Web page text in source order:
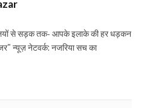
से सड़क तक- आपके इलाके की हर धड़कन
न्यूज़ नेटवर्क: नजरिया सच का